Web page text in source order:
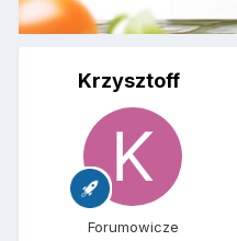
Krzysztoff
Forumowicze